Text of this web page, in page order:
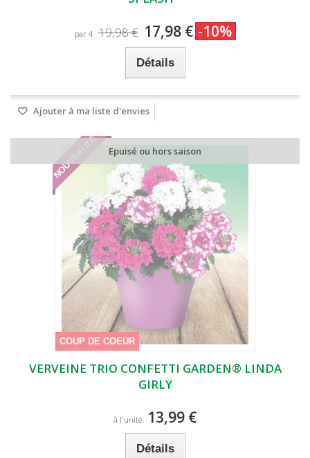
par 4 19,98 € 17,98 € -10%
Détails
Ajouter à ma liste d'envies
Epuisé ou hors saison
COUP DE COEUR
NOUVEAUTÉ
VERVEINE TRIO CONFETTI GARDEN® LINDA
GIRLY
à l'unité 13,99 €
Détails